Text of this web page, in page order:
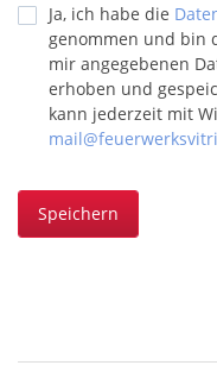
Ja, ich habe die
genommen und bin
mir angegebenen
erhoben und
kann jederzeit mit
Speichern